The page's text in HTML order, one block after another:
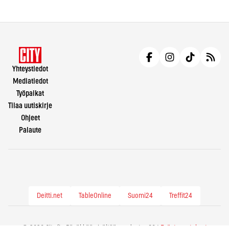
Yhteystiedot
Mediatiedot
Työpaikat
Tilaa uutiskirje
Ohjeet
Palaute
Deitti.net TableOnline Suomi24 Treffit24